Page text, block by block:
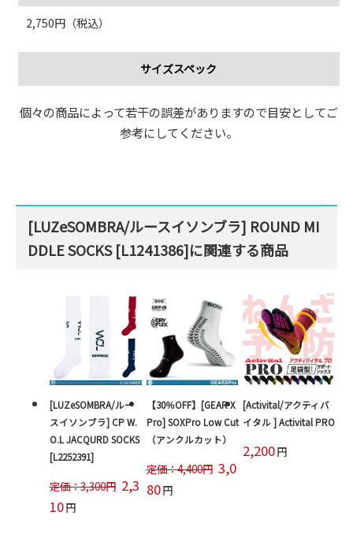
2,750円（税込）
サイズスペック
個々の商品によって若干の誤差がありますので目安としてご
参考にしてください。
[LUZeSOMBRA/ルースイソンブラ] ROUND MI
DDLE SOCKS [L1241386]に関連する商品
[LUZeSOMBRA/ルー
スイソンブラ] CP W.
O.L JACQURD SOCKS
[L2252391]
定価：3,300円 2,3
10円
【30％OFF】[GEAR X
Pro] SOXPro Low Cut
（アンクルカット）
定価：4,400円 3,0
80円
[Activital/アクティバ
イタル ] Activital PRO
2,200円